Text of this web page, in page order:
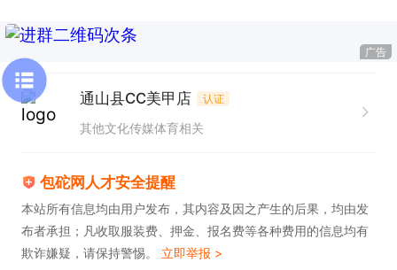
广告
通山县CC美甲店 认证
其他文化传媒体育相关
包砣网人才安全提醒
本站所有信息均由用户发布，其内容及因之产生的后果，均由发
布者承担；凡收取服装费、押金、报名费等各种费用的信息均有
欺诈嫌疑，请保持警惕。 立即举报 >